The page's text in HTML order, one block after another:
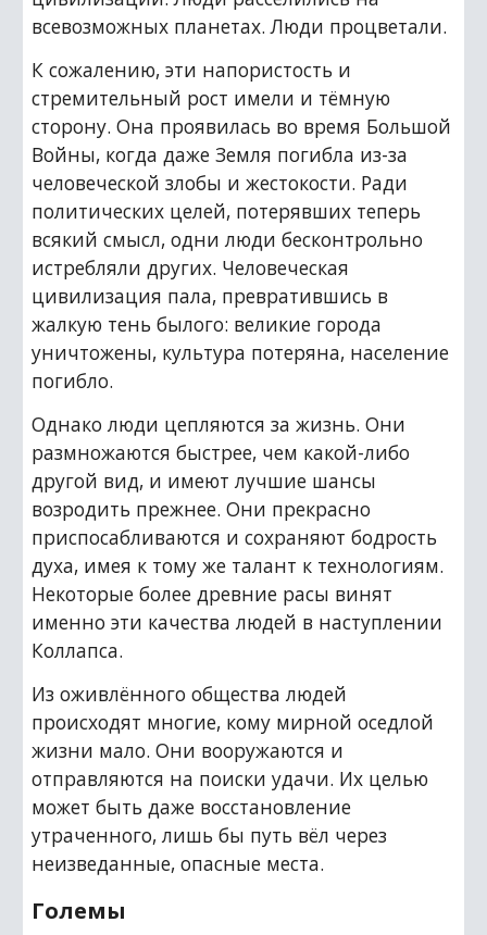
всевозможных планетах. Люди процветали.
К сожалению, эти напористость и
стремительный рост имели и тёмную
сторону. Она проявилась во время Большой
Войны, когда даже Земля погибла из-за
человеческой злобы и жестокости. Ради
политических целей, потерявших теперь
всякий смысл, одни люди бесконтрольно
истребляли других. Человеческая
цивилизация пала, превратившись в
жалкую тень былого: великие города
уничтожены, культура потеряна, население
погибло.
Однако люди цепляются за жизнь. Они
размножаются быстрее, чем какой-либо
другой вид, и имеют лучшие шансы
возродить прежнее. Они прекрасно
приспосабливаются и сохраняют бодрость
духа, имея к тому же талант к технологиям.
Некоторые более древние расы винят
именно эти качества людей в наступлении
Коллапса.
Из оживлённого общества людей
происходят многие, кому мирной оседлой
жизни мало. Они вооружаются и
отправляются на поиски удачи. Их целью
может быть даже восстановление
утраченного, лишь бы путь вёл через
неизведанные, опасные места.
Големы